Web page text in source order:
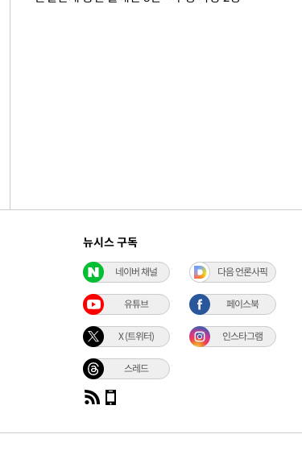
뉴시스 구독
네이버 채널 다음 언론사픽
유튜브 페이스북
X (트위터) 인스타그램
스레드